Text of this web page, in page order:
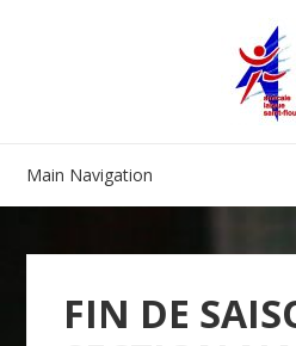
Main Navigation
FIN DE